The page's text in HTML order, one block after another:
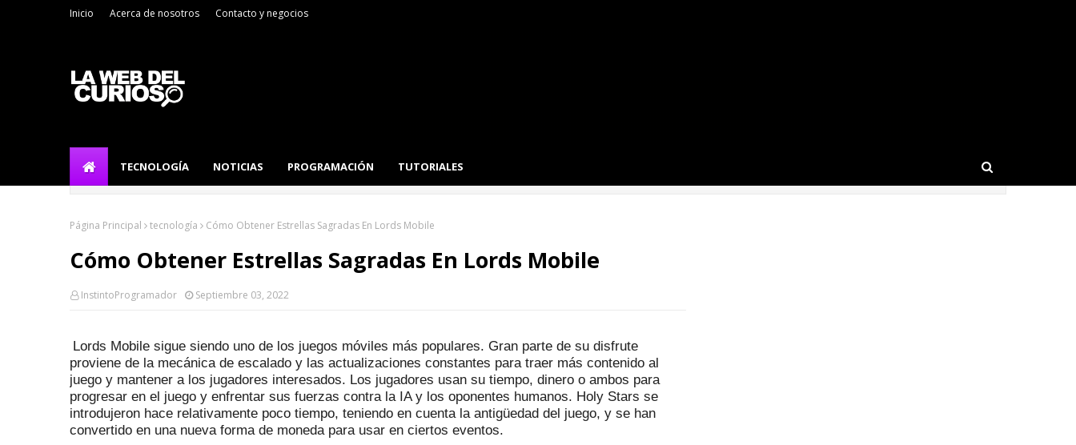
Inicio Acerca de nosotros Contacto y negocios
TECNOLOGÍA NOTICIAS PROGRAMACIÓN TUTORIALES
Página Principal tecnología Cómo Obtener Estrellas Sagradas En Lords Mobile
Cómo Obtener Estrellas Sagradas En Lords Mobile
InstintoProgramador Septiembre 03, 2022
Lords Mobile sigue siendo uno de los juegos móviles más populares. Gran parte de su disfrute
proviene de la mecánica de escalado y las actualizaciones constantes para traer más contenido al
juego y mantener a los jugadores interesados. Los jugadores usan su tiempo, dinero o ambos para
progresar en el juego y enfrentar sus fuerzas contra la IA y los oponentes humanos. Holy Stars se
introdujeron hace relativamente poco tiempo, teniendo en cuenta la antigüedad del juego, y se han
convertido en una nueva forma de moneda para usar en ciertos eventos.